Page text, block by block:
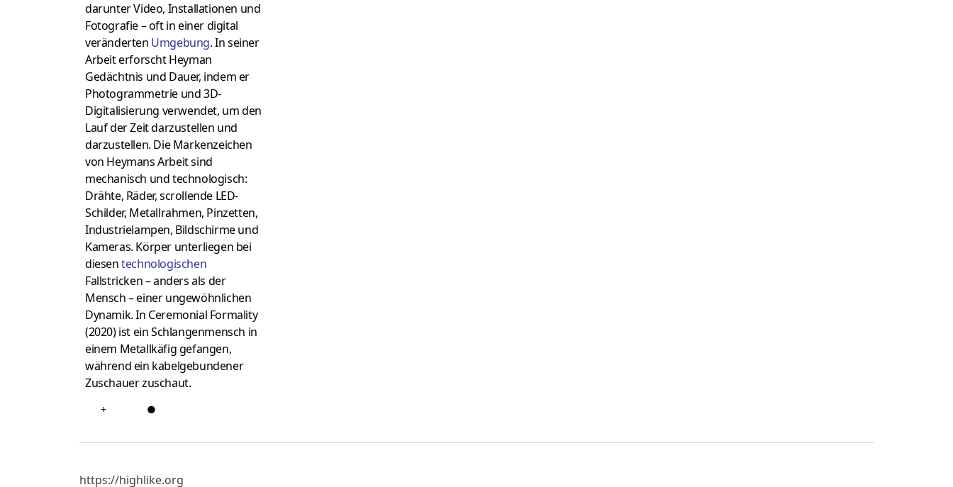
darunter Video, Installationen und
Fotografie – oft in einer digital
veränderten Umgebung.In seiner
Arbeit erforscht Heyman
Gedächtnis und Dauer, indem er
Photogrammetrie und 3D-
Digitalisierung verwendet, um den
Lauf der Zeit darzustellen und
darzustellen. Die Markenzeichen
von Heymans Arbeit sind
mechanisch und technologisch:
Drähte, Räder, scrollende LED-
Schilder, Metallrahmen, Pinzetten,
Industrielampen, Bildschirme und
Kameras. Körper unterliegen bei
diesentechnologischen
Fallstricken – anders als der
Mensch – einer ungewöhnlichen
Dynamik.In Ceremonial Formality
(2020) ist ein Schlangenmensch in
einem Metallkäfig gefangen,
während ein kabelgebundener
Zuschauer zuschaut.
+ ●
https://highlike.org